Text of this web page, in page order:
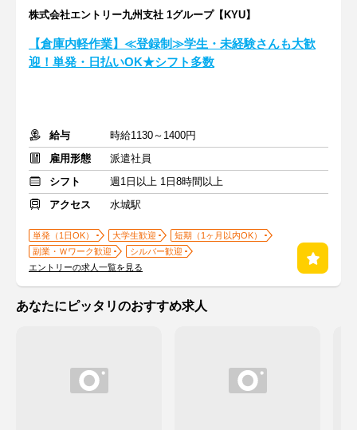
株式会社エントリー九州支社 1グループ【KYU】
【倉庫内軽作業】≪登録制≫学生・未経験さんも大歓
迎！単発・日払いOK★シフト多数
給与
時給1130～1400円
雇用形態
派遣社員
シフト
週1日以上 1日8時間以上
アクセス
水城駅
単発（1日OK） 大学生歓迎
短期（1ヶ月以内OK）
副業・Ｗワーク歓迎
シルバー歓迎
エントリーの求人一覧を見る
あなたにピッタリのおすすめ求人